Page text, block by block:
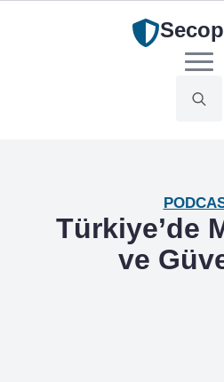
Türkiye’de
ve